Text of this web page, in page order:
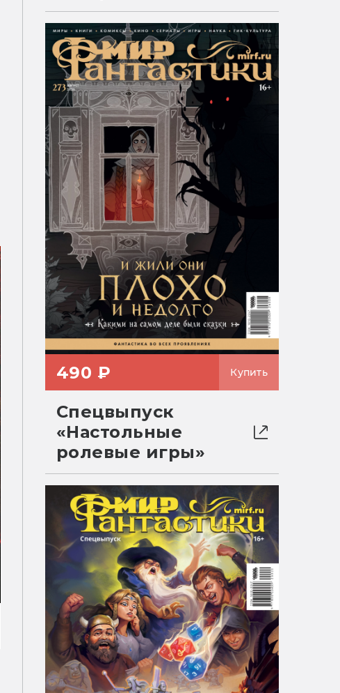
490 ₽ Купить
Спецвыпуск
«Настольные
ролевые игры»